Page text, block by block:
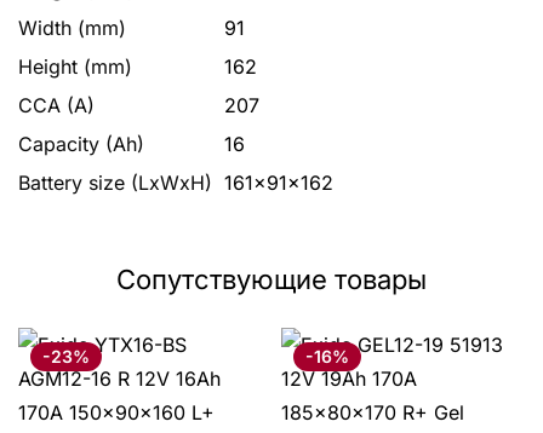
Width (mm)
91
Height (mm)
162
CCA (A)
207
Capacity (Ah)
16
Battery size (LxWxH) 161x91x162
Сопутствующие товары
-23% -16%